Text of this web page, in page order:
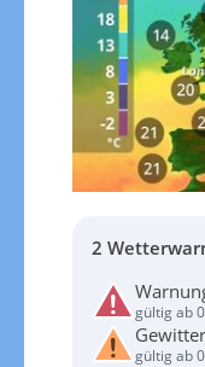
2
gültig ab
gültig ab